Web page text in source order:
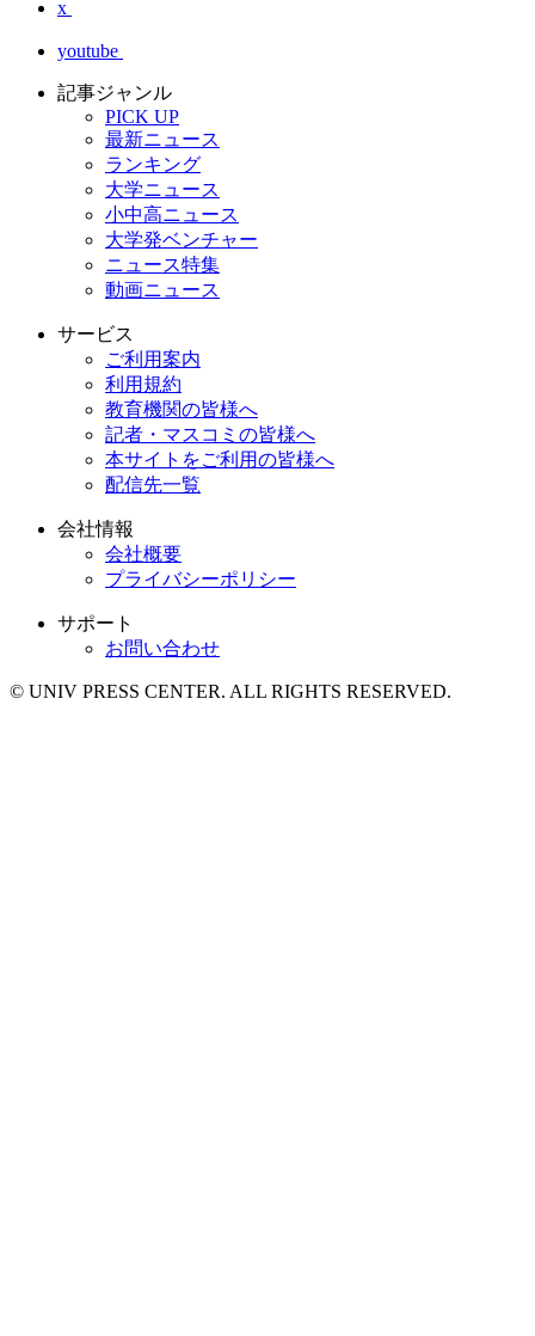
x
youtube
記事ジャンル
PICK UP
最新ニュース
ランキング
大学ニュース
小中高ニュース
大学発ベンチャー
ニュース特集
動画ニュース
サービス
ご利用案内
利用規約
教育機関の皆様へ
記者・マスコミの皆様へ
本サイトをご利用の皆様へ
配信先一覧
会社情報
会社概要
プライバシーポリシー
サポート
お問い合わせ
© UNIV PRESS CENTER. ALL RIGHTS RESERVED.